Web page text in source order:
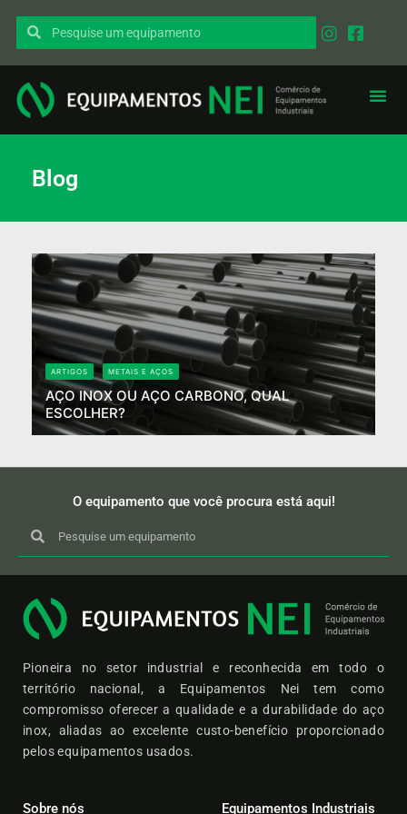
Blog
ARTIGOS METAIS E AÇOS
AÇO INOX OU AÇO CARBONO, QUAL
ESCOLHER?
O equipamento que você procura está aqui!
Pioneira no setor industrial e reconhecida em todo o
território nacional, a Equipamentos Nei tem como
compromisso oferecer a qualidade e a durabilidade do aço
inox, aliadas ao excelente custo-benefício proporcionado
pelos equipamentos usados.
Sobre nós Equipamentos Industriais